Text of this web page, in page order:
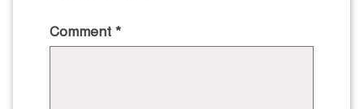
Comment *